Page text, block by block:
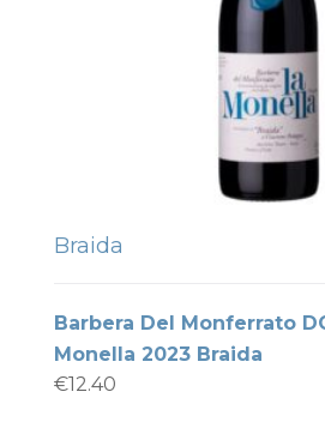
Braida
Barbera Del Monferrato
Monella 2023 Braida
€12.40